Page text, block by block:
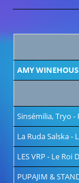
AMY
Sinsémilia, Tryo -
La Ruda Salska-
LES VRP - Le Roi
PUPAJIM &